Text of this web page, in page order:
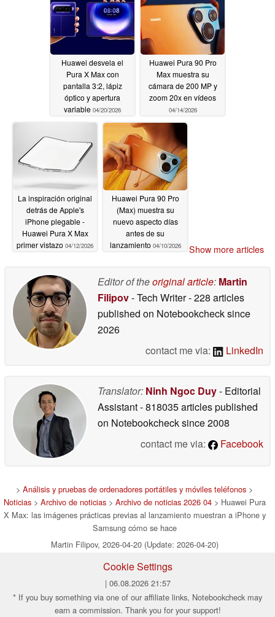
Huawei desvela el
Pura X Max con
pantalla 3:2, lápiz
óptico y apertura
variable 04/20/2026
Huawei Pura 90 Pro
Max muestra su
cámara de 200 MP y
zoom 20x en vídeos
04/14/2026
La inspiración original
detrás de Apple's
iPhone plegable -
Huawei Pura X Max
primer vistazo 04/12/2026
Huawei Pura 90 Pro
(Max) muestra su
nuevo aspecto días
antes de su
lanzamiento 04/10/2026 Show more articles
Editor of theoriginal article: Martin
Filipov- Tech Writer- 228 articles
published on Notebookchecksince
2026
contact me via:
LinkedIn
Translator: Ninh Ngoc Duy- Editorial
Assistant- 818035 articles published
on Notebookchecksince 2008
contact me via:
Facebook
> Análisis y pruebas de ordenadores portátiles y móviles teléfonos >
Noticias> Archivo de noticias> Archivo de noticias 2026 04> Huawei Pura
X Max: las imágenes prácticas previas al lanzamiento muestran a iPhone y
Samsung cómo se hace
Martin Filipov, 2026-04-20 (Update: 2026-04-20)
Cookie Settings
| 06.08.2026 21:57
* If you buy something via one of our affiliate links, Notebookcheck may
earn a commission. Thank you for your support!